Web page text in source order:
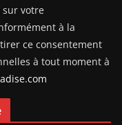
sur votre
à la
ce consentement
à tout moment à